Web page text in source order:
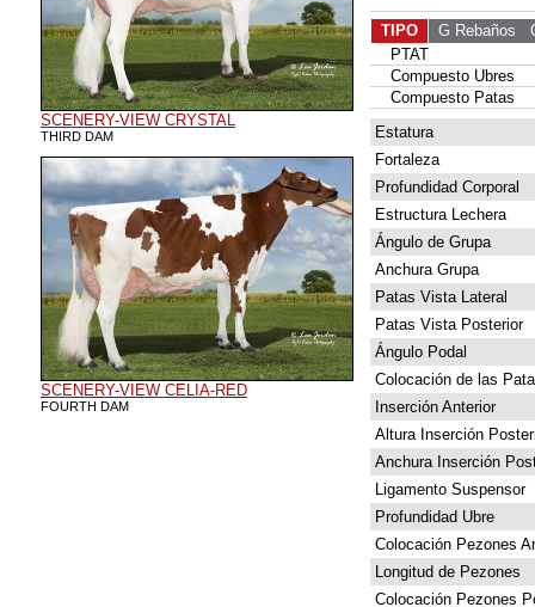
SCENERY-VIEW CRYSTAL
THIRD DAM
SCENERY-VIEW CELIA-RED
FOURTH DAM
TIPO G Rebaños
PTAT
Compuesto Ubres
Compuesto Patas
Estatura
Fortaleza
Profundidad Corporal
Estructura Lechera
Ángulo de Grupa
Anchura Grupa
Patas Vista Lateral
Patas Vista Posterior
Ángulo Podal
Colocación de las
Inserción Anterior
Altura Inserción
Anchura Inserción
Ligamento Suspensor
Profundidad Ubre
Colocación Pezones
Longitud de Pezones
Colocación Pezones